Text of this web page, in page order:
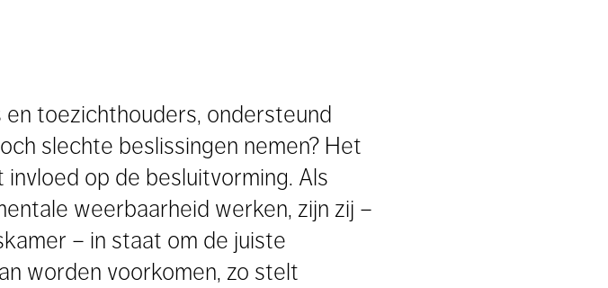
toezichthouders, ondersteund
slechte beslissingen nemen? Het
op de besluitvorming. Als
weerbaarheid werken, zijn zij –
– in staat om de juiste
worden voorkomen, zo stelt